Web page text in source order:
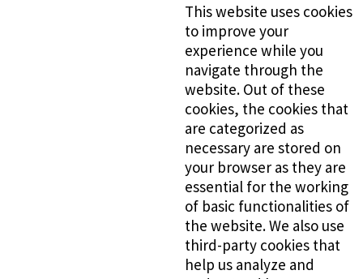
This website uses cookies
to improve your
experience while you
navigate through the
website. Out of these
cookies, the cookies that
are categorized as
necessary are stored on
your browser as they are
essential for the working
of basic functionalities of
the website. We also use
third-party cookies that
help us analyze and